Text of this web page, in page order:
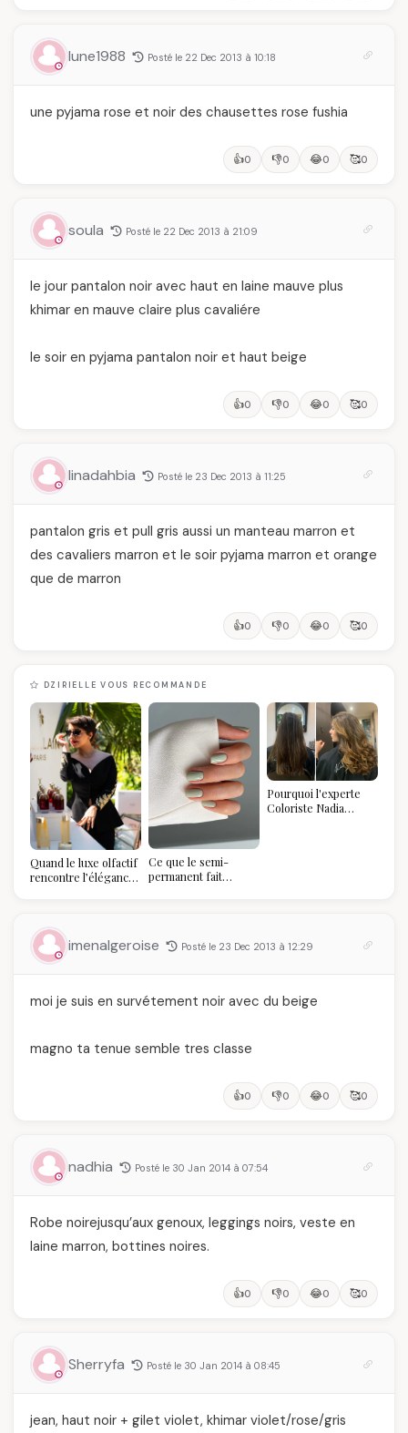
lune1988 Posté le 22 Dec 2013 à 10:18
une pyjama rose et noir des chausettes rose fushia
👍0 👎0 😂0 🥰0
soula Posté le 22 Dec 2013 à 21:09
le jour pantalon noir avec haut en laine mauve plus
khimar en mauve claire plus cavaliére
le soir en pyjama pantalon noir et haut beige
👍0 👎0 😂0 🥰0
linadahbia Posté le 23 Dec 2013 à 11:25
pantalon gris et pull gris aussi un manteau marron et
des cavaliers marron et le soir pyjama marron et orange
que de marron
👍0 👎0 😂0 🥰0
DZIRIELLE VOUS RECOMMANDE
Quand le luxe olfactif
rencontre l’élégance
temps
Ce que le semi-
permanent fait
Pourquoi l'experte
Coloriste Nadia
imenalgeroise Posté le 23 Dec 2013 à 12:29
moi je suis en survétement noir avec du beige
magno ta tenue semble tres classe
👍0 👎0 😂0 🥰0
nadhia Posté le 30 Jan 2014 à 07:54
Robe noirejusqu’aux genoux, leggings noirs, veste en
laine marron, bottines noires.
👍0 👎0 😂0 🥰0
Sherryfa Posté le 30 Jan 2014 à 08:45
jean, haut noir + gilet violet, khimar violet/rose/gris